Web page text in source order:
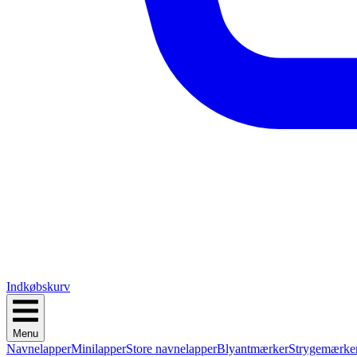
Indkøbskurv
Menu
NavnelapperMinilapperStore navnelapperBlyantmærker